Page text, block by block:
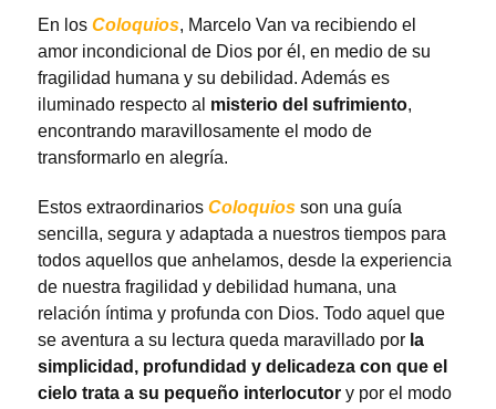
En los Coloquios, Marcelo Van va recibiendo el
amor incondicional de Dios por él, en medio de su
fragilidad humana y su debilidad. Además es
iluminado respecto al misterio del sufrimiento,
encontrando maravillosamente el modo de
transformarlo en alegría.
Estos extraordinarios Coloquios son una guía
sencilla, segura y adaptada a nuestros tiempos para
todos aquellos que anhelamos, desde la experiencia
de nuestra fragilidad y debilidad humana, una
relación íntima y profunda con Dios. Todo aquel que
se aventura a su lectura queda maravillado por la
simplicidad, profundidad y delicadeza con que el
cielo trata a su pequeño interlocutor y por el modo